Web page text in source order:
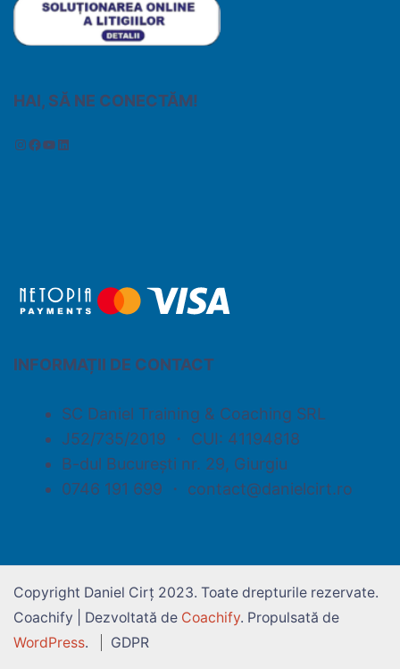
HAI, SĂ NE CONECTĂM!
INFORMAȚII DE CONTACT
SC Daniel Training & Coaching SRL
J52/735/2019 ・ CUI: 41194818
B-dul București nr. 29, Giurgiu
0746 191 699 ・ contact@danielcirt.ro
Copyright Daniel Cirț 2023. Toate drepturile rezervate.
Coachify | Dezvoltată de Coachify. Propulsată de
WordPress. GDPR